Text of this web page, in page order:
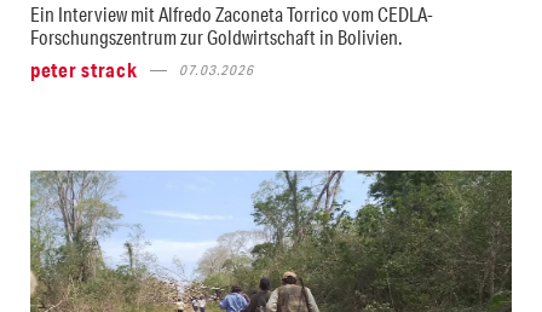
Ein Interview mit Alfredo Zaconeta Torrico vom CEDLA-
Forschungszentrum zur Goldwirtschaft in Bolivien.
peter strack
07.03.2026